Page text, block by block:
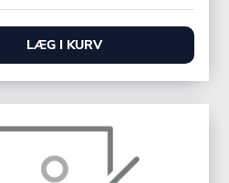
LÆG I KURV